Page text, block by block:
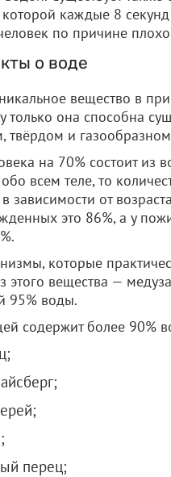
которой каждые 8
по причине
о воде
вещество в
только она способна
твёрдом и
на 70% состоит из
всем теле, то
зависимости от
это 86%, а у
которые
этого вещества —
95% воды.
содержит более 90%
перец;